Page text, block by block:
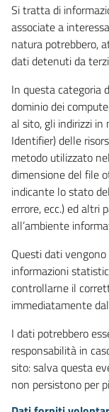
Si tratta di
associate a
natura potrebbero,
dati detenuti da
In questa categoria
dominio dei
al sito, gli indirizzi in
Identifier) delle
metodo utilizzato
dimensione del file
indicante lo stato
errore, ecc.) ed altri
all’ambiente
Questi dati
informazioni
controllarne il
immediatamente
I dati potrebbero
responsabilità in
sito: salva questa
non persistono per